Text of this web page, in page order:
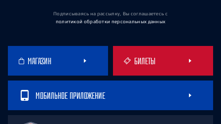
Подписываясь на рассылку, Вы соглашаетесь с
политикой обработки персональных данных
МАГАЗИН БИЛЕТЫ
МОБИЛЬНОЕ ПРИЛОЖЕНИЕ